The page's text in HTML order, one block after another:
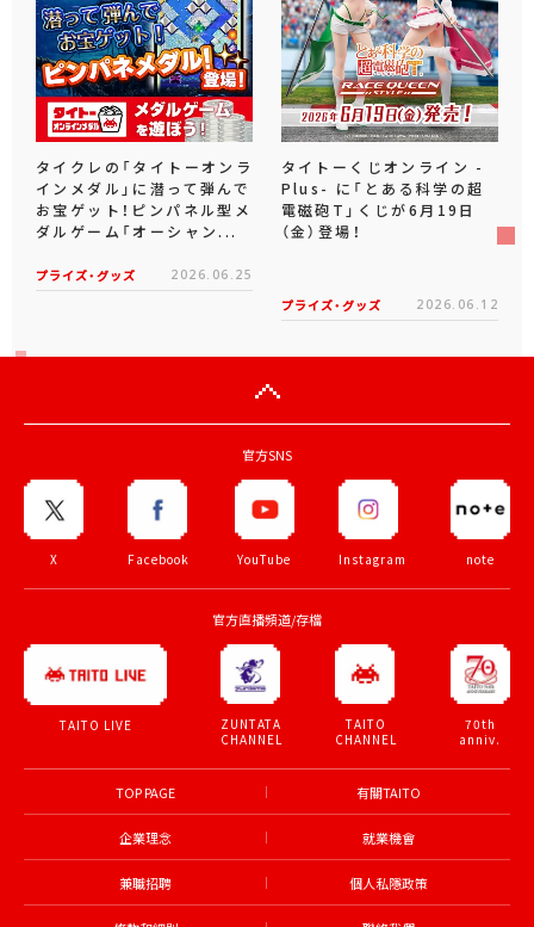
タイクレの「タイトーオンラ
インメダル」に潜って弾んで
お宝ゲット！ピンパネル型メ
ダルゲーム「オーシャン...
プライズ・グッズ 2026.06.25
タイトーくじオンライン -
Plus- に「とある科学の超
電磁砲T」くじが6月19日
（金）登場！
プライズ・グッズ 2026.06.12
官方SNS
X Facebook YouTube Instagram note
官方直播頻道/存檔
TAITO LIVE
ZUNTATA
CHANNEL
TAITO
CHANNEL
70th
anniv.
TOP PAGE 有關TAITO
企業理念 就業機會
兼職招聘 個人私隱政策